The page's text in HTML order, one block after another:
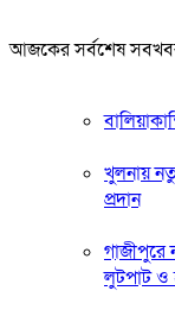
আজকের সর্বশেষ
খুলনায়
প্রদান
গাজীপুরে
লুটপাট ও